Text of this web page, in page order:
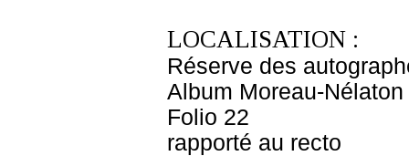
LOCALISATION :
Réserve des
Album Moreau-
Folio 22
rapporté au recto